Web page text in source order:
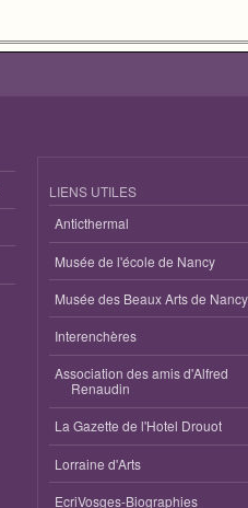
LIENS UTILES
Anticthermal
Musée de l'école de Nancy
Musée des Beaux Arts de Nancy
Interenchères
Association des amis d'Alfred
Renaudin
La Gazette de l'Hotel Drouot
Lorraine d'Arts
EcriVosges-Biographies